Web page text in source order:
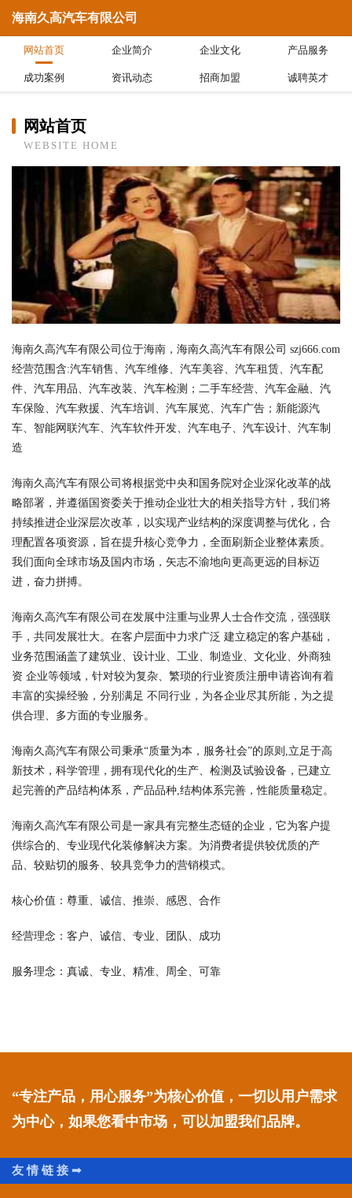
海南久高汽车有限公司
网站首页 企业简介 企业文化 产品服务
成功案例 资讯动态 招商加盟 诚聘英才
网站首页
WEBSITE HOME
海南久高汽车有限公司位于海南，海南久高汽车有限公司 szj666.com
经营范围含:汽车销售、汽车维修、汽车美容、汽车租赁、汽车配
件、汽车用品、汽车改装、汽车检测；二手车经营、汽车金融、汽
车保险、汽车救援、汽车培训、汽车展览、汽车广告；新能源汽
车、智能网联汽车、汽车软件开发、汽车电子、汽车设计、汽车制
造
海南久高汽车有限公司将根据党中央和国务院对企业深化改革的战
略部署，并遵循国资委关于推动企业壮大的相关指导方针，我们将
持续推进企业深层次改革，以实现产业结构的深度调整与优化，合
理配置各项资源，旨在提升核心竞争力，全面刷新企业整体素质。
我们面向全球市场及国内市场，矢志不渝地向更高更远的目标迈
进，奋力拼搏。
海南久高汽车有限公司在发展中注重与业界人士合作交流，强强联
手，共同发展壮大。在客户层面中力求广泛 建立稳定的客户基础，
业务范围涵盖了建筑业、设计业、工业、制造业、文化业、外商独
资 企业等领域，针对较为复杂、繁琐的行业资质注册申请咨询有着
丰富的实操经验，分别满足 不同行业，为各企业尽其所能，为之提
供合理、多方面的专业服务。
海南久高汽车有限公司秉承“质量为本，服务社会”的原则,立足于高
新技术，科学管理，拥有现代化的生产、检测及试验设备，已建立
起完善的产品结构体系，产品品种,结构体系完善，性能质量稳定。
海南久高汽车有限公司是一家具有完整生态链的企业，它为客户提
供综合的、专业现代化装修解决方案。为消费者提供较优质的产
品、较贴切的服务、较具竞争力的营销模式。
核心价值：尊重、诚信、推崇、感恩、合作
经营理念：客户、诚信、专业、团队、成功
服务理念：真诚、专业、精准、周全、可靠
“专注产品，用心服务”为核心价值，一切以用户需求
为中心，如果您看中市场，可以加盟我们品牌。